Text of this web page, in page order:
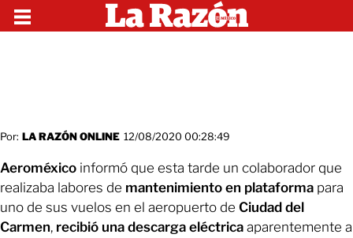
Por: LA RAZÓN ONLINE 12/08/2020 00:28:49
Aeroméxico informó que esta tarde un colaborador que
realizaba labores de mantenimiento en plataforma para
uno de sus vuelos en el aeropuerto de Ciudad del
Carmen, recibió una descarga eléctrica aparentemente a